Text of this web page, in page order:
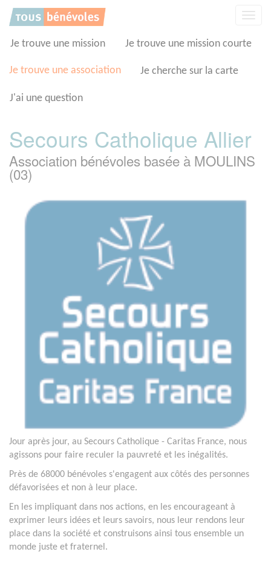
Je trouve une mission Je trouve une mission courte
Je trouve une association Je cherche sur la carte
J'ai une question
Secours Catholique Allier
Association bénévoles basée à MOULINS
(03)
Jour après jour, au Secours Catholique - Caritas France, nous
agissons pour faire reculer la pauvreté et les inégalités.
Près de 68000 bénévoles s'engagent aux côtés des personnes
défavorisées et non à leur place.
En les impliquant dans nos actions, en les encourageant à
exprimer leurs idées et leurs savoirs, nous leur rendons leur
place dans la société et construisons ainsi tous ensemble un
monde juste et fraternel.
Panneau de gestion des cookies